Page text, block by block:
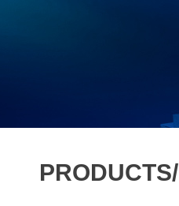
PRODUCTS/